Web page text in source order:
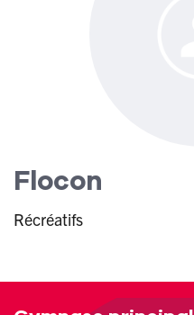
Flocon
Récréatifs